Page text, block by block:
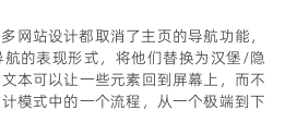
网站设计都取消了主页的导航功能，
的表现形式，将他们替换为汉堡/隐
本可以让一些元素回到屏幕上，而不
模式中的一个流程，从一个极端到下